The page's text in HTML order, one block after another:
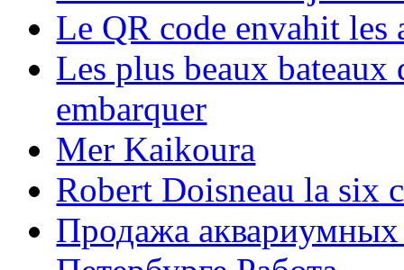
Le QR code envahit les
Les plus beaux bateaux
embarquer
Mer Kaikoura
Robert Doisneau la six
Продажа аквариумных